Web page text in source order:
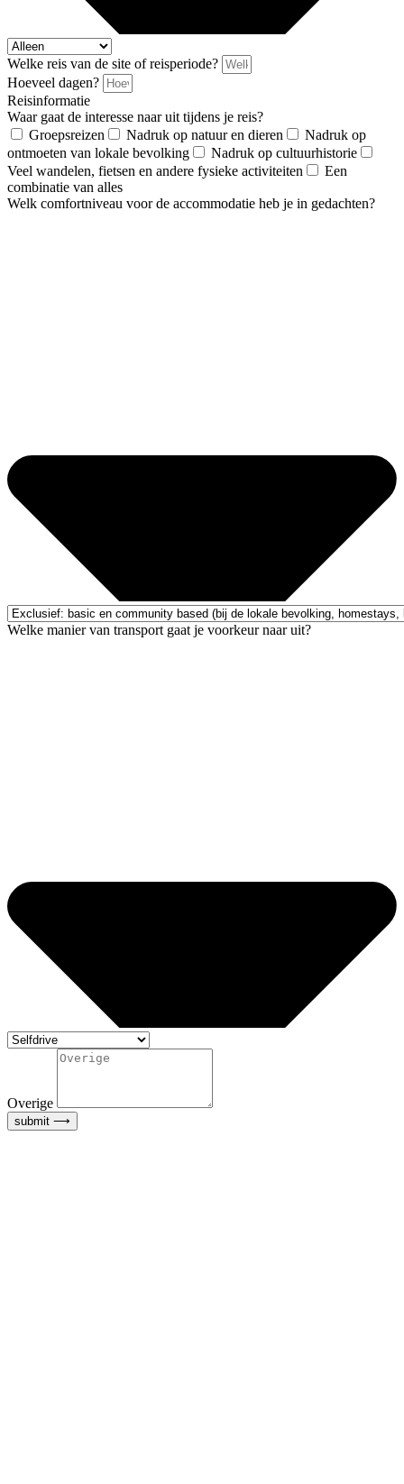
Welke reis van de site of reisperiode?
Hoeveel dagen?
Reisinformatie
Waar gaat de interesse naar uit tijdens je reis?
Groepsreizen
Nadruk op natuur en dieren
Nadruk op
ontmoeten van lokale bevolking
Nadruk op cultuurhistorie
Veel wandelen, fietsen en andere fysieke activiteiten
Een
combinatie van alles
Welk comfortniveau voor de accommodatie heb je in gedachten?
Welke manier van transport gaat je voorkeur naar uit?
Overige
submit ⟶